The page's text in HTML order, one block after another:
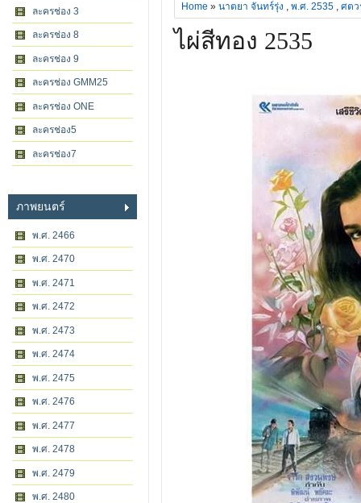
ละครช่อง 3
ละครช่อง 8
ละครช่อง 9
ละครช่อง GMM25
ละครช่อง ONE
ละครช่อง5
ละครช่อง7
ภาพยนตร์
พ.ศ. 2466
พ.ศ. 2470
พ.ศ. 2471
พ.ศ. 2472
พ.ศ. 2473
พ.ศ. 2474
พ.ศ. 2475
พ.ศ. 2476
พ.ศ. 2477
พ.ศ. 2478
พ.ศ. 2479
พ.ศ. 2480
Home » นาตยา จันทร์รุ่ง , พ.ศ. 2535 , ศตว
ไผ่สีทอง 2535